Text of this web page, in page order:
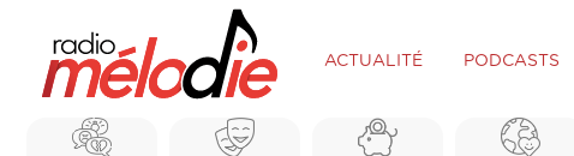
ACTUALITÉ PODCASTS